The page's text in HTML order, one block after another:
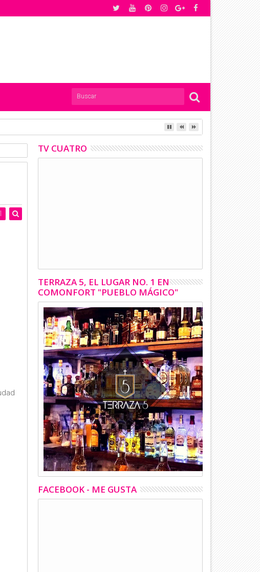
vida a la muerte. #DíaDeMuertos
TV CUATRO
TERRAZA 5, EL LUGAR NO. 1 EN
COMONFORT "PUEBLO MÁGICO"
FACEBOOK - ME GUSTA